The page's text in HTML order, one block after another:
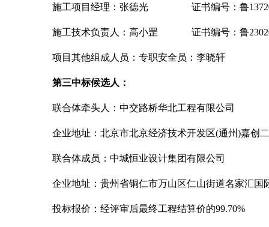
施工项目经理：张德光 证书编号：鲁
施工技术负责人：高小罡 证书编号：鲁
项目其他组成人员：专职安全员：李晓轩
第三中标候选人：
联合体牵头人：中交路桥华北工程有限公司
企业地址：北京市北京经济技术开发区(通州)嘉创
联合体成员：中城恒业设计集团有限公司
企业地址：贵州省铜仁市万山区仁山街道名家汇国
投标报价：经评审后最终工程结算价的99.70%